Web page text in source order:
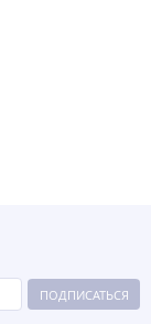
ПОДПИСАТЬСЯ